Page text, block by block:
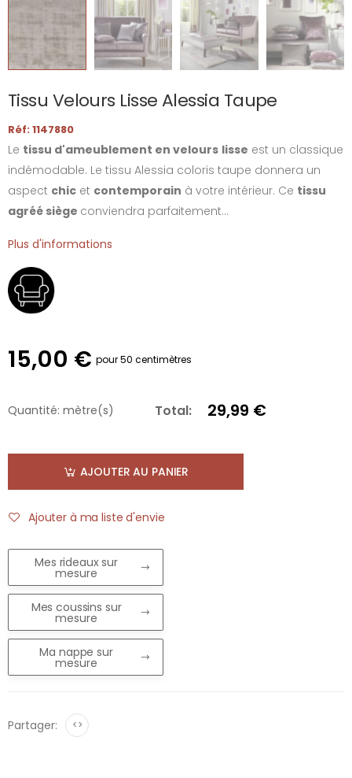
Tissu Velours Lisse Alessia Taupe
Réf: 1147880
Le tissu d'ameublement en velours lisse est un classique
indémodable. Le tissu Alessia coloris taupe donnera un
aspect chic et contemporain à votre intérieur. Ce tissu
agréé siège conviendra parfaitement...
Plus d'informations
15,00 € pour 50 centimètres
Quantité: mètre(s) Total: 29,99 €
AJOUTER AU PANIER
Ajouter à ma liste d'envie
Mes rideaux sur
mesure
Mes coussins sur
mesure
Ma nappe sur
mesure
Partager: <>